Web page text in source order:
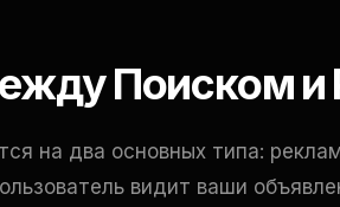
Поиском
на два основных типа:
видит ваши